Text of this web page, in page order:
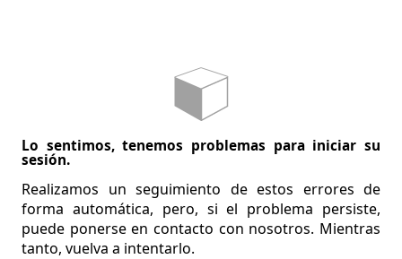
Lo sentimos, tenemos problemas para iniciar su
sesión.
Realizamos un seguimiento de estos errores de
forma automática, pero, si el problema persiste,
puede ponerse en contacto con nosotros. Mientras
tanto, vuelva a intentarlo.